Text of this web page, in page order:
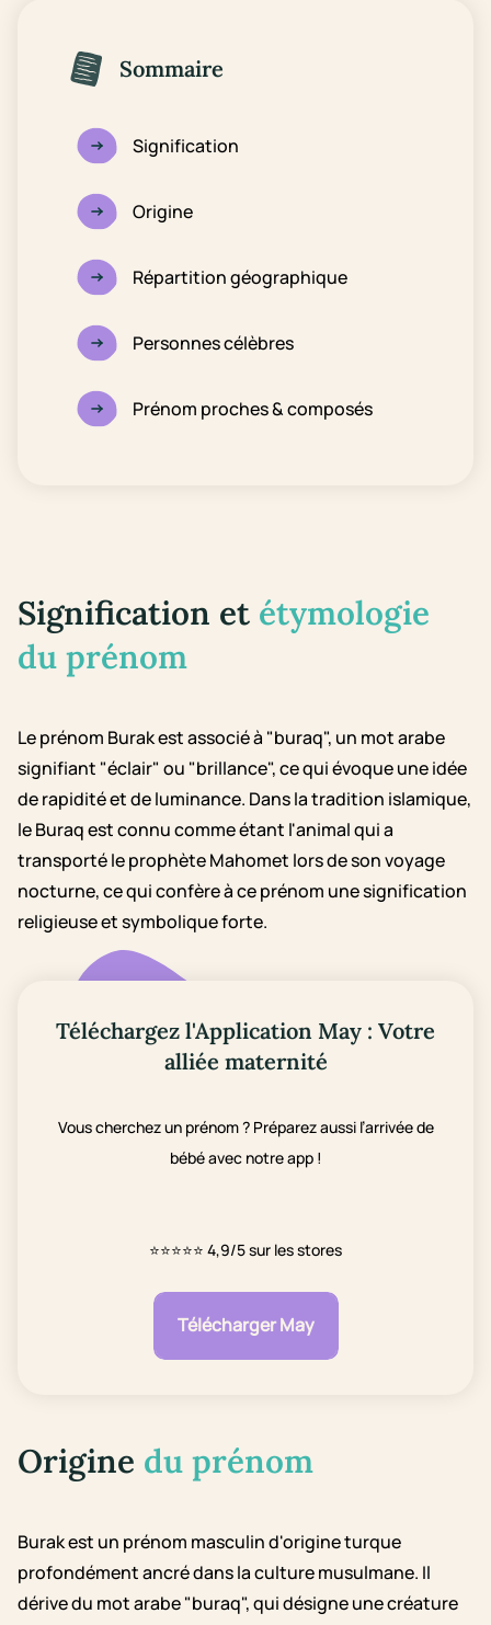
Sommaire
Signification
Origine
Répartition géographique
Personnes célèbres
Prénom proches & composés
Signification et étymologie
du prénom
Le prénom Burak est associé à "buraq", un mot arabe
signifiant "éclair" ou "brillance", ce qui évoque une idée
de rapidité et de luminance. Dans la tradition islamique,
le Buraq est connu comme étant l'animal qui a
transporté le prophète Mahomet lors de son voyage
nocturne, ce qui confère à ce prénom une signification
religieuse et symbolique forte.
Téléchargez l'Application May : Votre
alliée maternité
Vous cherchez un prénom ? Préparez aussi l’arrivée de
bébé avec notre app !
⭐⭐⭐⭐⭐ 4,9/5 sur les stores
Télécharger May
Origine du prénom
Burak est un prénom masculin d'origine turque
profondément ancré dans la culture musulmane. Il
dérive du mot arabe "buraq", qui désigne une créature